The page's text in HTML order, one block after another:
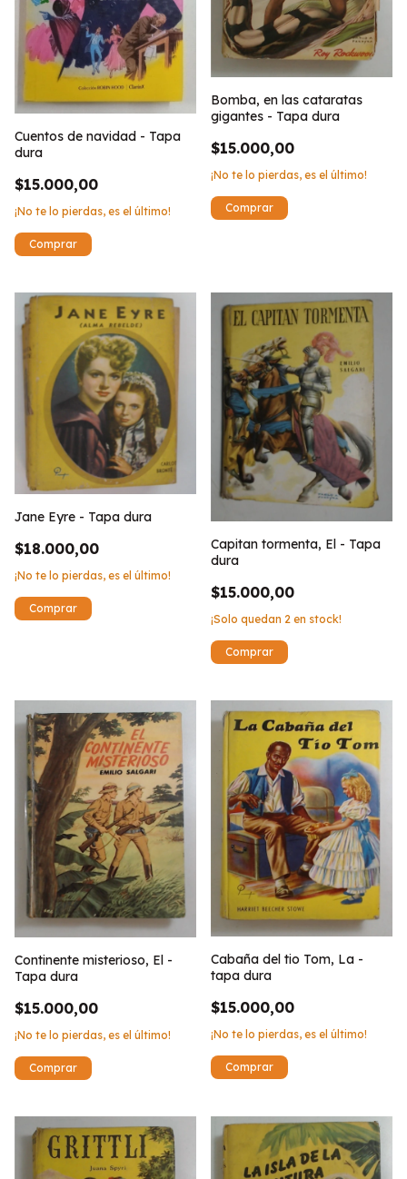
Cuentos de navidad - Tapa
dura
$15.000,00
¡No te lo pierdas, es el último!
Bomba, en las cataratas
gigantes - Tapa dura
$15.000,00
¡No te lo pierdas, es el último!
Jane Eyre - Tapa dura
$18.000,00
¡No te lo pierdas, es el último!
Capitan tormenta, El - Tapa
dura
$15.000,00
¡Solo quedan 2 en stock!
Continente misterioso, El -
Tapa dura
$15.000,00
¡No te lo pierdas, es el último!
Cabaña del tio Tom, La -
tapa dura
$15.000,00
¡No te lo pierdas, es el último!